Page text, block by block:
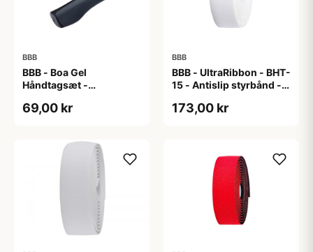
BBB
BBB - Boa Gel
Håndtagsæt -
69,00 kr
BBB
BBB - UltraRibbon - BHT-
15 - Antislip styrbånd -
173,00 kr